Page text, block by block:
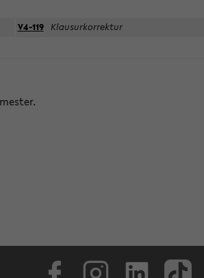
V4-119 Klausurkorrektur